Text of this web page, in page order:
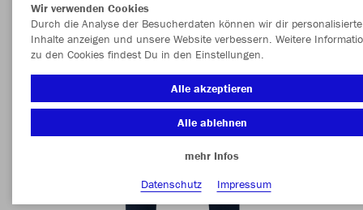
Wir verwenden Cookies
Durch die Analyse der Besucherdaten können wir dir personalisierte
Inhalte anzeigen und unsere Website verbessern. Weitere
zu den Cookies findest Du in den Einstellungen.
Alle akzeptieren
Alle ablehnen
mehr Infos
Datenschutz
Impressum